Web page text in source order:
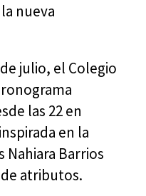
nueva
julio, el Colegio
las 22 en
en la
Barrios
atributos.